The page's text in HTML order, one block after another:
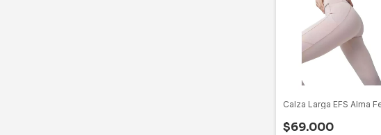
Calza Larga EFS Alma
$69.000